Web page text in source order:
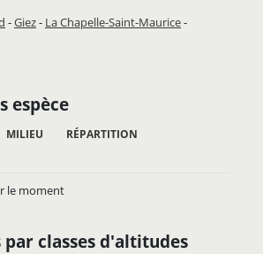
-Giez- La Chapelle-Saint-Maurice-
espèce
MILIEU
RÉPARTITION
le moment
classes d'altitudes